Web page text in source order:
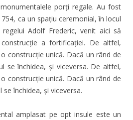
porți regale. Au fost
ca un spațiu ceremonial, în locul
Adolf Frederic, venit aici să
a fortificației. De altfel,
construcție unică. Dacă un rând de
se închidea, și viceversa. De altfel,
construcție unică. Dacă un rând de
închidea, și viceversa.
amplasat pe opt insule este un